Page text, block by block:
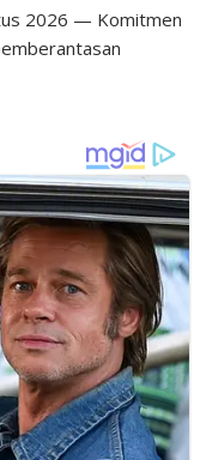
2026 — Komitmen